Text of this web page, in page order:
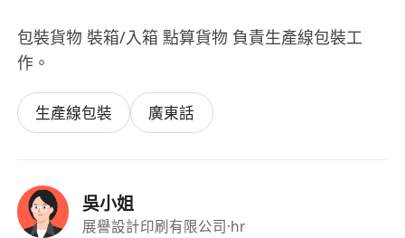
包裝貨物 裝箱/入箱 點算貨物 負責生產線包裝工
作。
生產線包裝 廣東話
吳小姐
展譽設計印刷有限公司·hr